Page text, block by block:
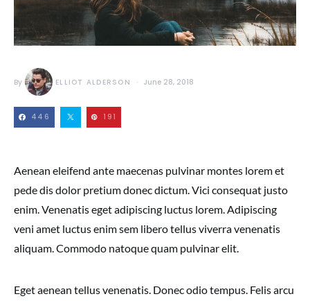
By ELLIOT ALDERSON June 28, 2018
446 191
Aenean eleifend ante maecenas pulvinar montes lorem et
pede dis dolor pretium donec dictum. Vici consequat justo
enim. Venenatis eget adipiscing luctus lorem. Adipiscing
veni amet luctus enim sem libero tellus viverra venenatis
aliquam. Commodo natoque quam pulvinar elit.
Eget aenean tellus venenatis. Donec odio tempus. Felis arcu